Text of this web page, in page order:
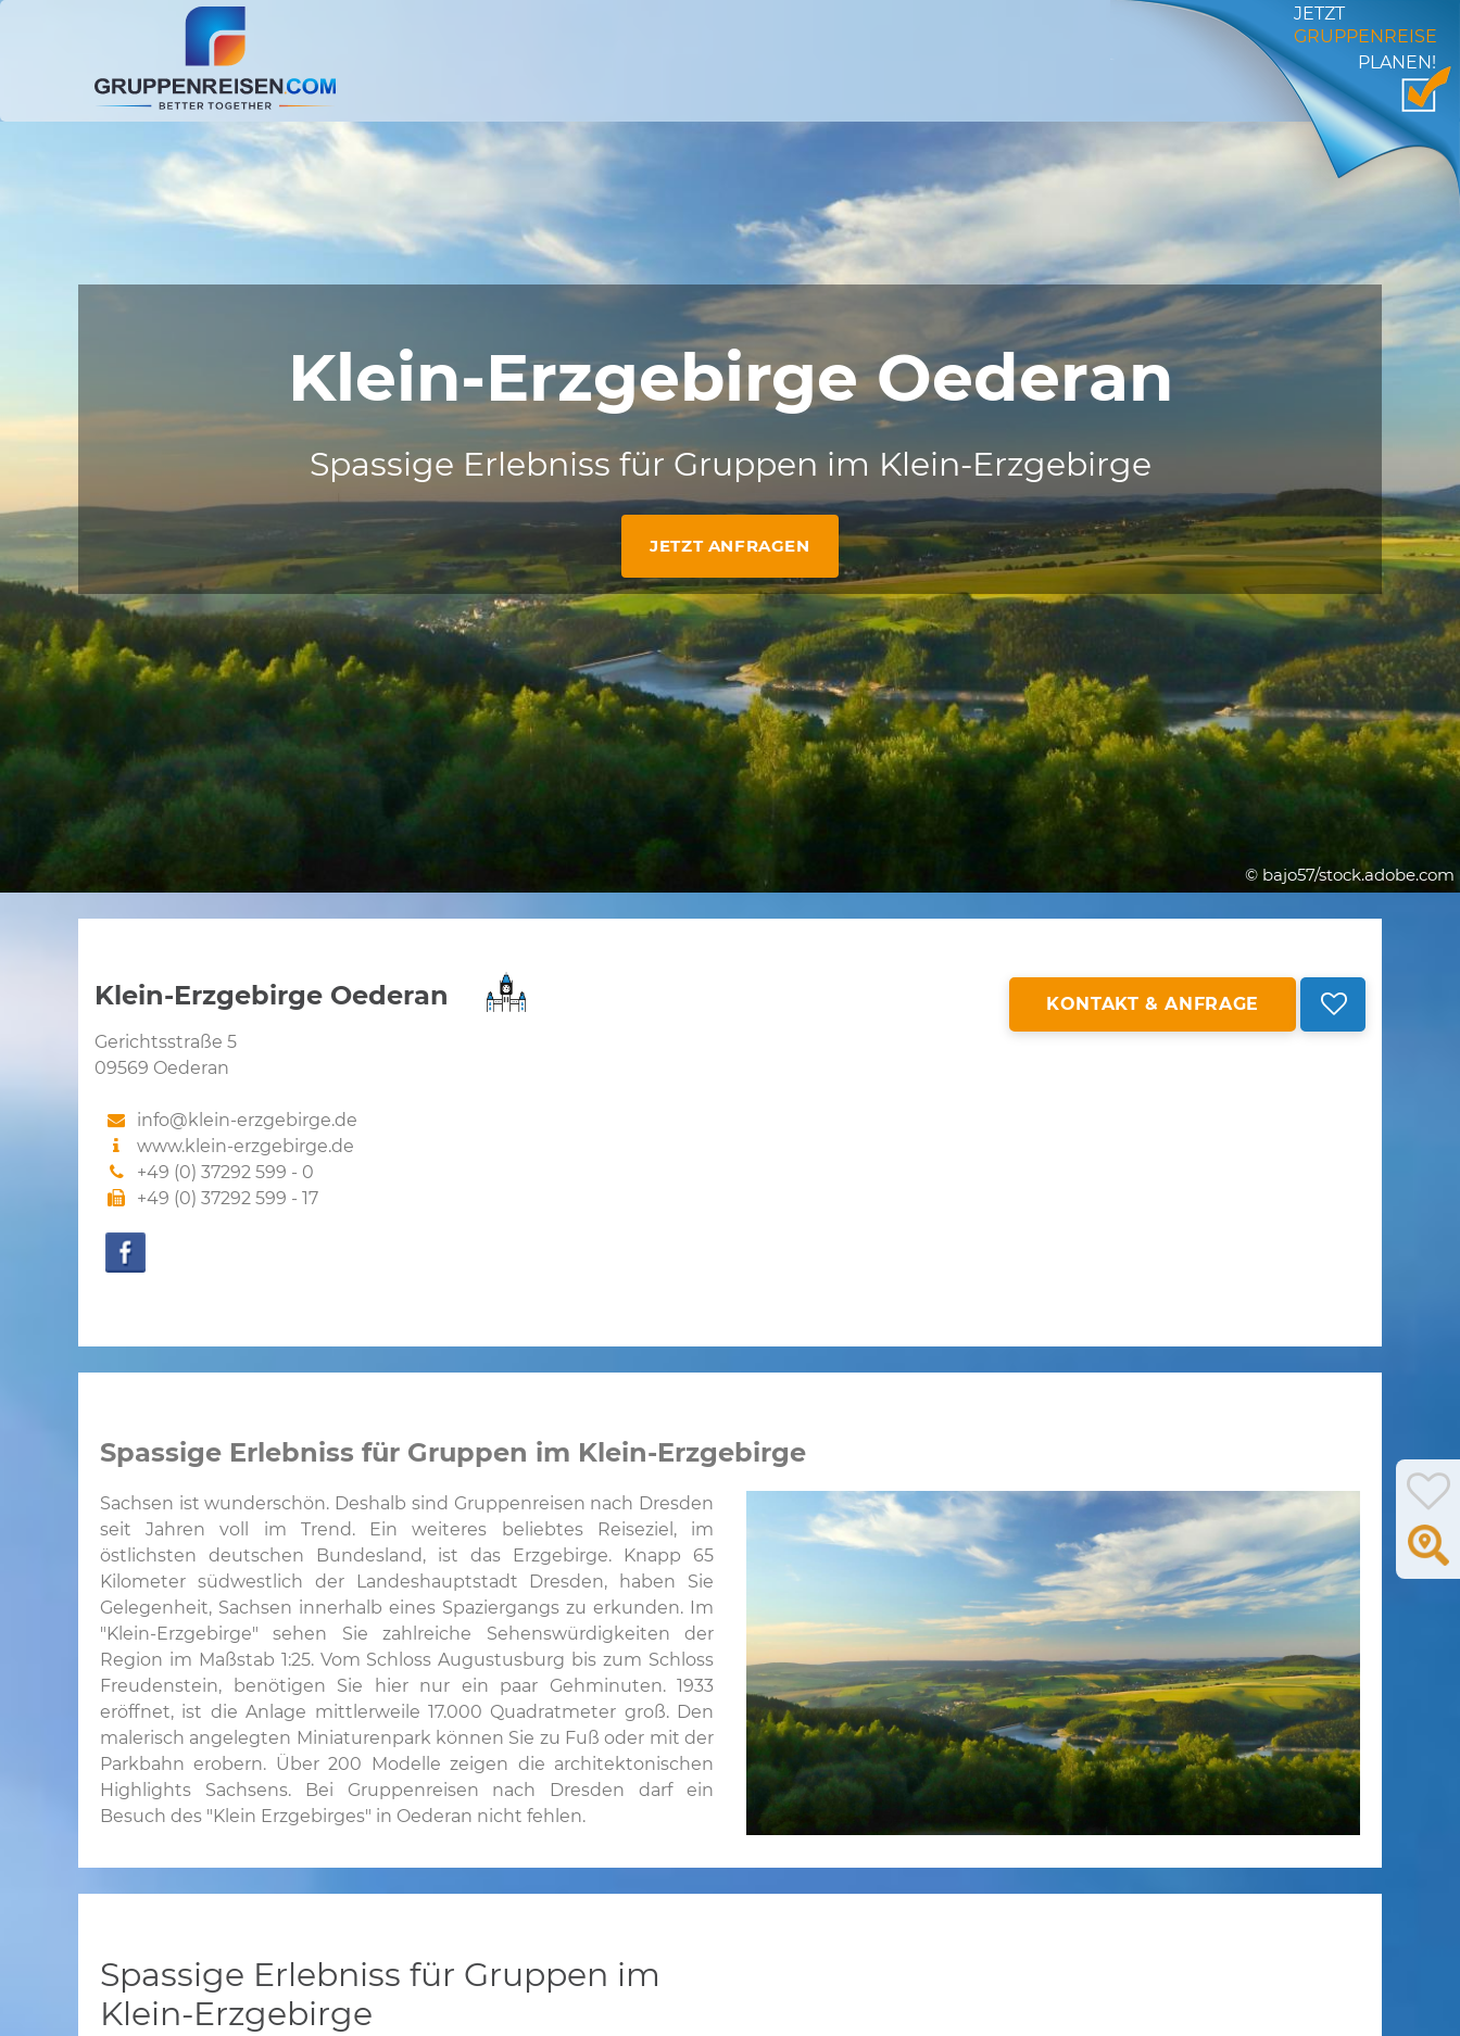
JETZT
GRUPPENREISE
PLANEN!
Klein-Erzgebirge Oederan
Spassige Erlebniss für Gruppen im Klein-Erzgebirge
JETZT ANFRAGEN
© bajo57/stock.adobe.com
Klein-Erzgebirge Oederan
Gerichtsstraße 5
09569 Oederan
info@klein-erzgebirge.de
www.klein-erzgebirge.de
+49 (0) 37292 599 - 0
+49 (0) 37292 599 - 17
KONTAKT & ANFRAGE
Spassige Erlebniss für Gruppen im Klein-Erzgebirge
Sachsen ist wunderschön. Deshalb sind Gruppenreisen nach Dresden
seit Jahren voll im Trend. Ein weiteres beliebtes Reiseziel, im
östlichsten deutschen Bundesland, ist das Erzgebirge. Knapp 65
Kilometer südwestlich der Landeshauptstadt Dresden, haben Sie
Gelegenheit, Sachsen innerhalb eines Spaziergangs zu erkunden. Im
"Klein-Erzgebirge" sehen Sie zahlreiche Sehenswürdigkeiten der
Region im Maßstab 1:25. Vom Schloss Augustusburg bis zum Schloss
Freudenstein, benötigen Sie hier nur ein paar Gehminuten. 1933
eröffnet, ist die Anlage mittlerweile 17.000 Quadratmeter groß. Den
malerisch angelegten Miniaturenpark können Sie zu Fuß oder mit der
Parkbahn erobern. Über 200 Modelle zeigen die architektonischen
Highlights Sachsens. Bei Gruppenreisen nach Dresden darf ein
Besuch des "Klein Erzgebirges" in Oederan nicht fehlen.
Spassige Erlebniss für Gruppen im
Klein-Erzgebirge